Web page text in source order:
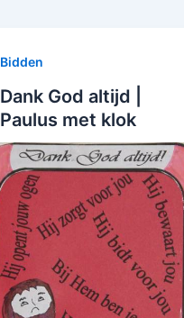
Bidden
Dank God altijd |
Paulus met klok